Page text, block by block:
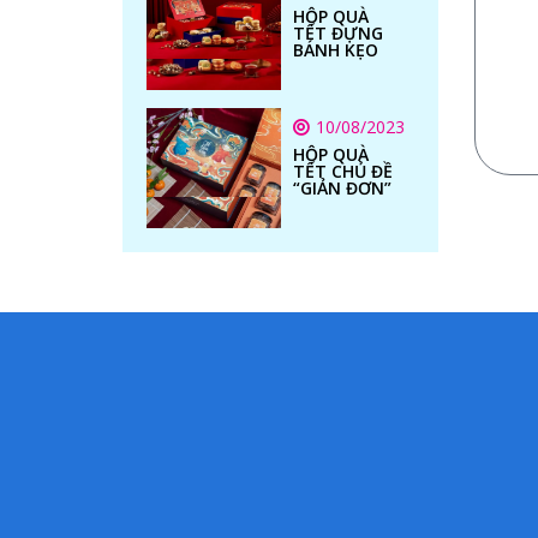
HỘP QUÀ
TẾT ĐỰNG
BÁNH KẸO
10/08/2023
HỘP QUÀ
TẾT CHỦ ĐỀ
“GIẢN ĐƠN”